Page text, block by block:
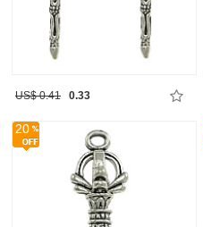
US$ 0.41 0.33
20